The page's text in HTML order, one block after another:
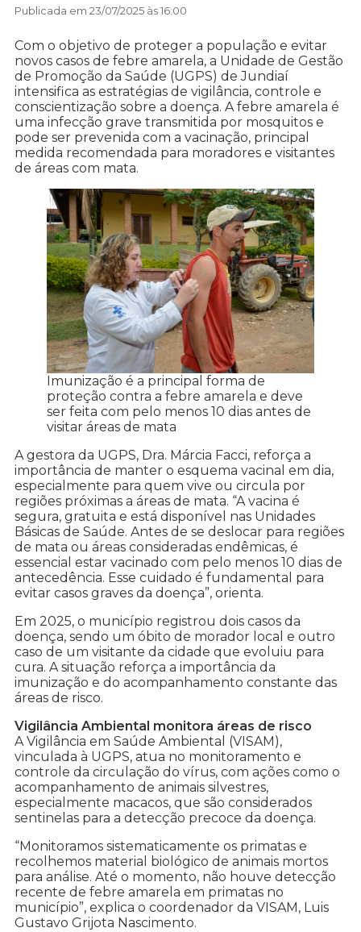
Publicada em 23/07/2025 às 16:00
Com o objetivo de proteger a população e evitar
novos casos de febre amarela, a Unidade de Gestão
de Promoção da Saúde (UGPS) de Jundiaí
intensifica as estratégias de vigilância, controle e
conscientização sobre a doença. A febre amarela é
uma infecção grave transmitida por mosquitos e
pode ser prevenida com a vacinação, principal
medida recomendada para moradores e visitantes
de áreas com mata.
Imunização é a principal forma de
proteção contra a febre amarela e deve
ser feita com pelo menos 10 dias antes de
visitar áreas de mata
A gestora da UGPS, Dra. Márcia Facci, reforça a
importância de manter o esquema vacinal em dia,
especialmente para quem vive ou circula por
regiões próximas a áreas de mata. “A vacina é
segura, gratuita e está disponível nas Unidades
Básicas de Saúde. Antes de se deslocar para regiões
de mata ou áreas consideradas endêmicas, é
essencial estar vacinado com pelo menos 10 dias de
antecedência. Esse cuidado é fundamental para
evitar casos graves da doença”, orienta.
Em 2025, o município registrou dois casos da
doença, sendo um óbito de morador local e outro
caso de um visitante da cidade que evoluiu para
cura. A situação reforça a importância da
imunização e do acompanhamento constante das
áreas de risco.
Vigilância Ambiental monitora áreas de risco
A Vigilância em Saúde Ambiental (VISAM),
vinculada à UGPS, atua no monitoramento e
controle da circulação do vírus, com ações como o
acompanhamento de animais silvestres,
especialmente macacos, que são considerados
sentinelas para a detecção precoce da doença.
“Monitoramos sistematicamente os primatas e
recolhemos material biológico de animais mortos
para análise. Até o momento, não houve detecção
recente de febre amarela em primatas no
município”, explica o coordenador da VISAM, Luis
Gustavo Grijota Nascimento.